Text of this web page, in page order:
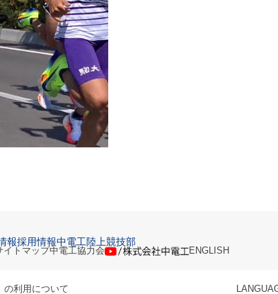
報採用情報中電工陸上競技部
イトマップ中電工協力会 ENGLISH
の利用について